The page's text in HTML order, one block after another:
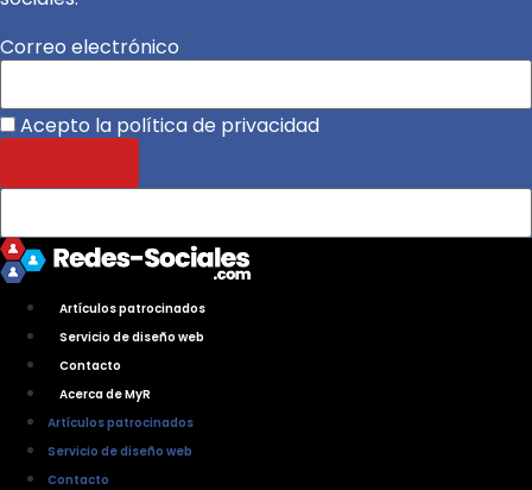
Correo electrónico
Acepto la política de privacidad
Artículos patrocinados
Servicio de diseño web
Contacto
Acerca de MyR
Artículos patrocinados
Servicio de diseño web
Contacto